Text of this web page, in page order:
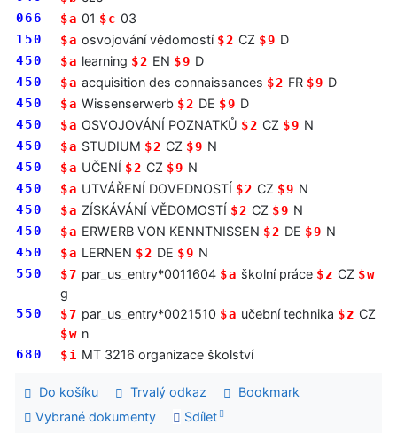
066 $a 01 $c 03
150 $a osvojování vědomostí $2 CZ $9 D
450 $a learning $2 EN $9 D
450 $a acquisition des connaissances $2 FR $9 D
450 $a Wissenserwerb $2 DE $9 D
450 $a OSVOJOVÁNÍ POZNATKŮ $2 CZ $9 N
450 $a STUDIUM $2 CZ $9 N
450 $a UČENÍ $2 CZ $9 N
450 $a UTVÁŘENÍ DOVEDNOSTÍ $2 CZ $9 N
450 $a ZÍSKÁVÁNÍ VĚDOMOSTÍ $2 CZ $9 N
450 $a ERWERB VON KENNTNISSEN $2 DE $9 N
450 $a LERNEN $2 DE $9 N
550 $7 par_us_entry*0011604 $a školní práce $z CZ $w
g
550 $7 par_us_entry*0021510 $a učební technika $z CZ
$w n
680 $i MT 3216 organizace školství
Do košíku Trvalý odkaz
Bookmark
Vybrané dokumenty
Sdílet